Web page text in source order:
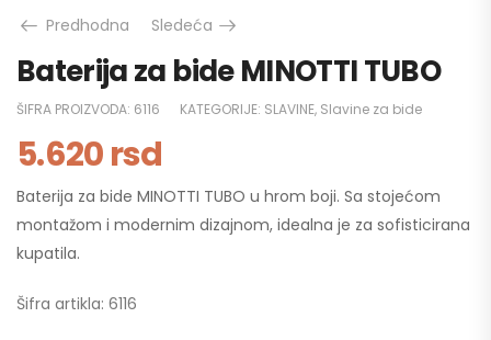
Predhodna
Sledeća
Baterija za bide MINOTTI TUBO
ŠIFRA PROIZVODA: 6116 KATEGORIJE: SLAVINE, Slavine za bide
5.620rsd
Baterija za bide MINOTTI TUBO u hrom boji. Sa stojećom
montažom i modernim dizajnom, idealna je za sofisticirana
kupatila.
Šifra artikla: 6116